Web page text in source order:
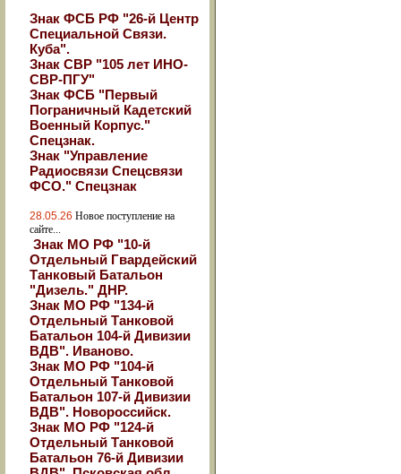
Знак ФСБ РФ "26-й Центр
Специальной Связи.
Куба".
Знак СВР "105 лет ИНО-
СВР-ПГУ"
Знак ФСБ "Первый
Пограничный Кадетский
Военный Корпус."
Спецзнак.
Знак "Управление
Радиосвязи Спецсвязи
ФСО." Спецзнак
28.05.26 Новое поступление на
сайте...
Знак МО РФ "10-й
Отдельный Гвардейский
Танковый Батальон
"Дизель." ДНР.
Знак МО РФ "134-й
Отдельный Танковой
Батальон 104-й Дивизии
ВДВ". Иваново.
Знак МО РФ "104-й
Отдельный Танковой
Батальон 107-й Дивизии
ВДВ". Новороссийск.
Знак МО РФ "124-й
Отдельный Танковой
Батальон 76-й Дивизии